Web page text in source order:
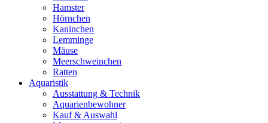
Hamster
Hörnchen
Kaninchen
Lemminge
Mäuse
Meerschweinchen
Ratten
Aquaristik
Ausstattung & Technik
Aquarienbewohner
Kauf & Auswahl